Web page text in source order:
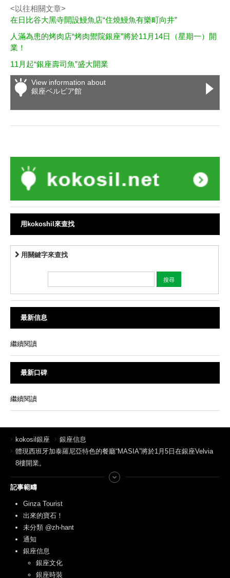
<以往相關文章>
在日比谷大黑寺開設鰻魚店“住燒鰻魚有樂町向井”
人滿為患的烤肉店“烤肉禦院銀座”將於11月14日（星期一）開
業！
11月起“銀座壽司魚”盛大開業
View information about
銀座ベルビア館
用kokoshil來查找
用關鍵字來查找
最新信息
繼續閱讀
最新口碑
繼續閱讀
kokosil銀座
銀座信息
體現西班牙加泰羅尼亞特色的餐廳“MASIA”將於1月5日在銀座Velvia
8樓開業。
記事範疇
Ginza Tourist
出來的寶石！
未分類 @zh-hant
通知
銀座信息
銀座文化
銀座時裝